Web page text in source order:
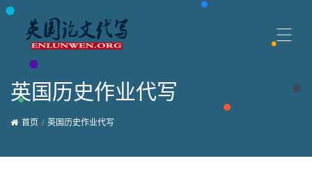
英国历史作业代写
首页 英国历史作业代写